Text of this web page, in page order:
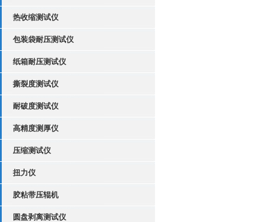
热收缩测试仪
包装袋耐压测试仪
纸箱耐压测试仪
撕裂度测试仪
耐破度测试仪
高精度测厚仪
压缩测试仪
扭力仪
胶粘带压辊机
圆盘剥离测试仪